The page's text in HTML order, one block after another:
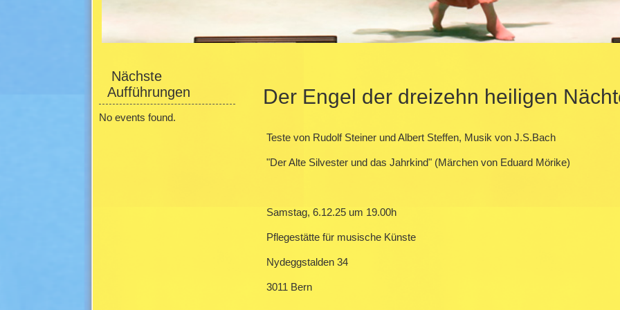
Seitenmenü
Nächste
Aufführungen
No events found.
Der Engel der dreizehn heiligen
Teste von Rudolf Steiner und Albert Steffen, Musik von J.S.Bach
"Der Alte Silvester und das Jahrkind" (Märchen von Eduard Mörike)
Samstag, 6.12.25 um 19.00h
Pflegestätte für musische Künste
Nydeggstalden 34
3011 Bern